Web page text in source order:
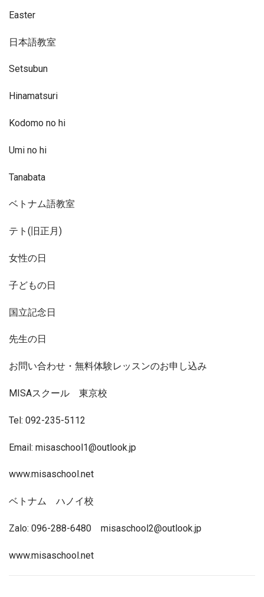
Easter
日本語教室
Setsubun
Hinamatsuri
Kodomo no hi
Umi no hi
Tanabata
ベトナム語教室
テト(旧正月)
女性の日
子どもの日
国立記念日
先生の日
お問い合わせ・無料体験レッスンのお申し込み
MISAスクール 東京校
Tel: 092-235-5112
Email: misaschool1@outlook.jp
www.misaschool.net
ベトナム ハノイ校
Zalo: 096-288-6480 misaschool2@outlook.jp
www.misaschool.net